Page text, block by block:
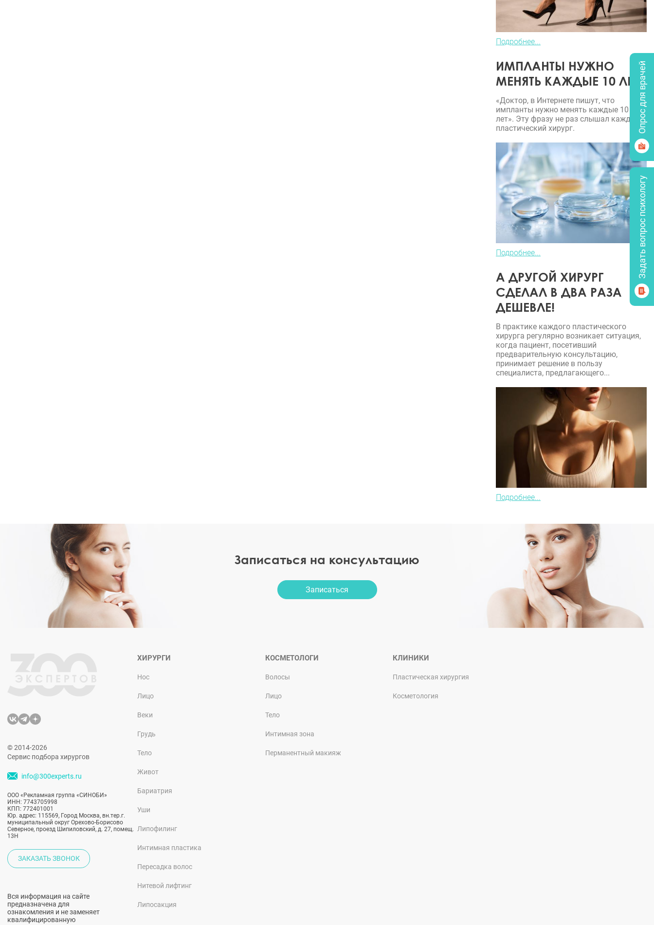
Подробнее...
ИМПЛАНТЫ НУЖНО
МЕНЯТЬ КАЖДЫЕ 10 ЛЕТ?
«Доктор, в Интернете пишут, что
импланты нужно менять каждые 10
лет». Эту фразу не раз слышал каждый
пластический хирург.
Подробнее...
А ДРУГОЙ ХИРУРГ
СДЕЛАЛ В ДВА РАЗА
ДЕШЕВЛЕ!
В практике каждого пластического
хирурга регулярно возникает ситуация,
когда пациент, посетивший
предварительную консультацию,
принимает решение в пользу
специалиста, предлагающего...
Подробнее...
Записаться на консультацию
Записаться
© 2014-2026
Сервис подбора хирургов
info@300experts.ru
ООО «Рекламная группа «СИНОБИ»
ИНН: 7743705998
КПП: 772401001
Юр. адрес: 115569, Город Москва, вн.тер.г.
муниципальный округ Орехово-Борисово
Северное, проезд Шипиловский, д. 27, помещ.
13Н
ЗАКАЗАТЬ ЗВОНОК
Вся информация на сайте
предназначена для
ознакомления и не заменяет
квалифицированную
ХИРУРГИ
Нос
Лицо
Веки
Грудь
Тело
Живот
Бариатрия
Уши
Липофилинг
Интимная пластика
Пересадка волос
Нитевой лифтинг
Липосакция
КОСМЕТОЛОГИ
Волосы
Лицо
Тело
Интимная зона
Перманентный макияж
КЛИНИКИ
Пластическая хирургия
Косметология
Опрос для врачей
Задать вопрос психологу